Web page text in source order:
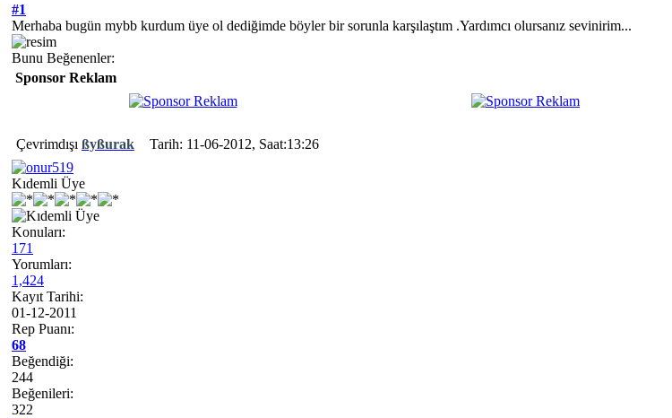
#1
Merhaba bugün mybb kurdum üye ol dediğimde böyler bir sorunla karşılaştım .Yardımcı olursanız sevinirim...
Bunu Beğenenler:
Sponsor Reklam
Çevrimdışı ßyßurak Tarih: 11-06-2012, Saat:13:26
Kıdemli Üye
Konuları:
171
Yorumları:
1,424
Kayıt Tarihi:
01-12-2011
Rep Puanı:
68
Beğendiği:
244
Beğenileri:
322